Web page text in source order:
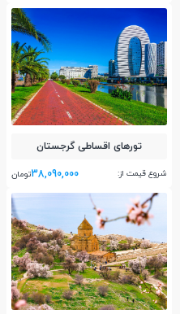
تور‌های اقساطی گرجستان
شروع قیمت از: 38,090,000تومان